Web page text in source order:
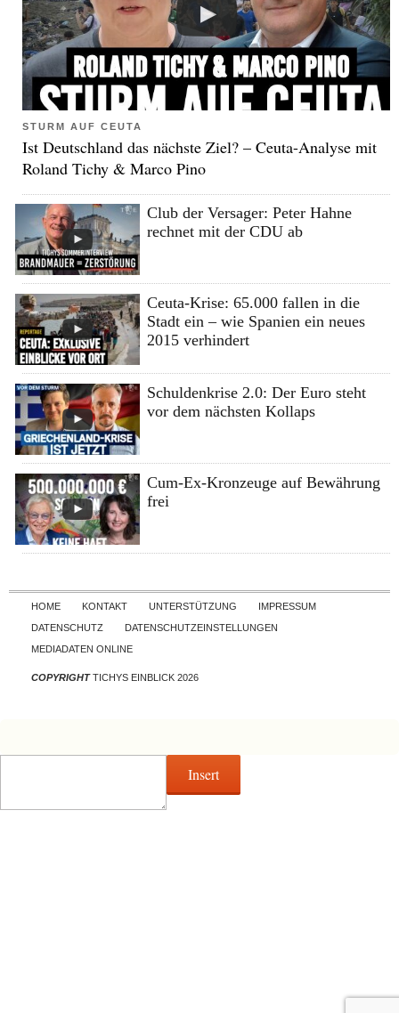
STURM AUF CEUTA
Ist Deutschland das nächste Ziel? – Ceuta-Analyse mit
Roland Tichy & Marco Pino
Club der Versager: Peter Hahne
rechnet mit der CDU ab
Ceuta-Krise: 65.000 fallen in die
Stadt ein – wie Spanien ein neues
2015 verhindert
Schuldenkrise 2.0: Der Euro steht
vor dem nächsten Kollaps
Cum-Ex-Kronzeuge auf Bewährung
frei
Skip to content
HOME KONTAKT UNTERSTÜTZUNG
IMPRESSUM
DATENSCHUTZ
DATENSCHUTZEINSTELLUNGEN
MEDIADATEN ONLINE
COPYRIGHTTICHYS EINBLICK 2026
Insert